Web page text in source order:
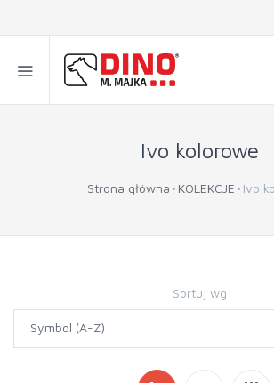
Ivo kolorowe
Strona główna KOLEKCJE Ivo
Sortuj wg